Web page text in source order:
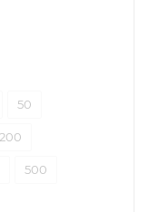
50
200
500